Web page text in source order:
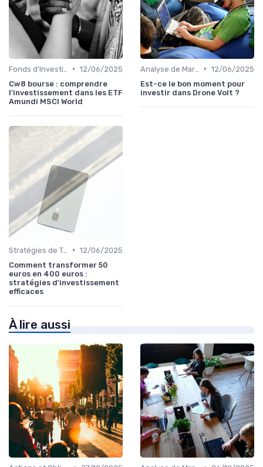
• 12/06/2025
Cw8 bourse : comprendre
l'investissement dans les ETF
Amundi MSCI World
• 12/06/2025
Est-ce le bon moment pour
investir dans Drone Volt ?
Stratégies de Trading • 12/06/2025
Comment transformer 50
euros en 400 euros :
stratégies d'investissement
efficaces
À lire aussi